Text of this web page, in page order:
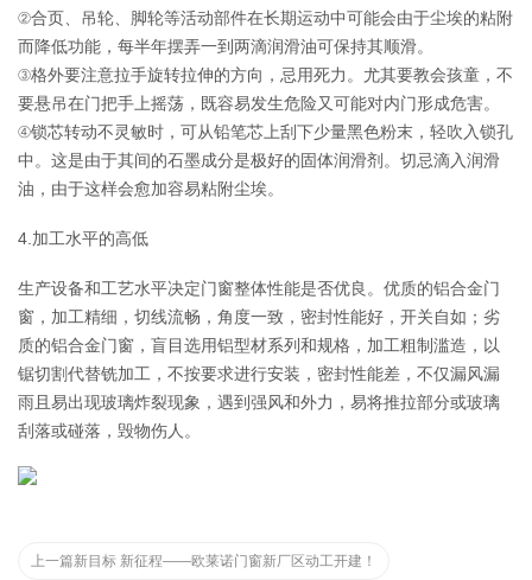
②合页、吊轮、脚轮等活动部件在长期运动中可能会由于尘埃的粘附
而降低功能，每半年摆弄一到两滴润滑油可保持其顺滑。
③格外要注意拉手旋转拉伸的方向，忌用死力。尤其要教会孩童，不
要悬吊在门把手上摇荡，既容易发生危险又可能对内门形成危害。
④锁芯转动不灵敏时，可从铅笔芯上刮下少量黑色粉末，轻吹入锁孔
中。这是由于其间的石墨成分是极好的固体润滑剂。切忌滴入润滑
油，由于这样会愈加容易粘附尘埃。
4.加工水平的高低
生产设备和工艺水平决定门窗整体性能是否优良。优质的铝合金门
窗，加工精细，切线流畅，角度一致，密封性能好，开关自如；劣
质的铝合金门窗，盲目选用铝型材系列和规格，加工粗制滥造，以
锯切割代替铣加工，不按要求进行安装，密封性能差，不仅漏风漏
雨且易出现玻璃炸裂现象，遇到强风和外力，易将推拉部分或玻璃
刮落或碰落，毁物伤人。
上一篇新目标 新征程——欧莱诺门窗新厂区动工开建！